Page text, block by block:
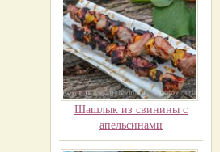
Шашлык из свинины с
апельсинами